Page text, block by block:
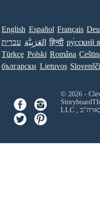
English Español Français
עברית العَرَبِيَّة हिन्दी ру́сский
Türkçe Polski Româna
български Lietuvos
LLC